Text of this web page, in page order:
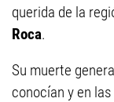
querida de la
Roca.
Su muerte
conocían y en